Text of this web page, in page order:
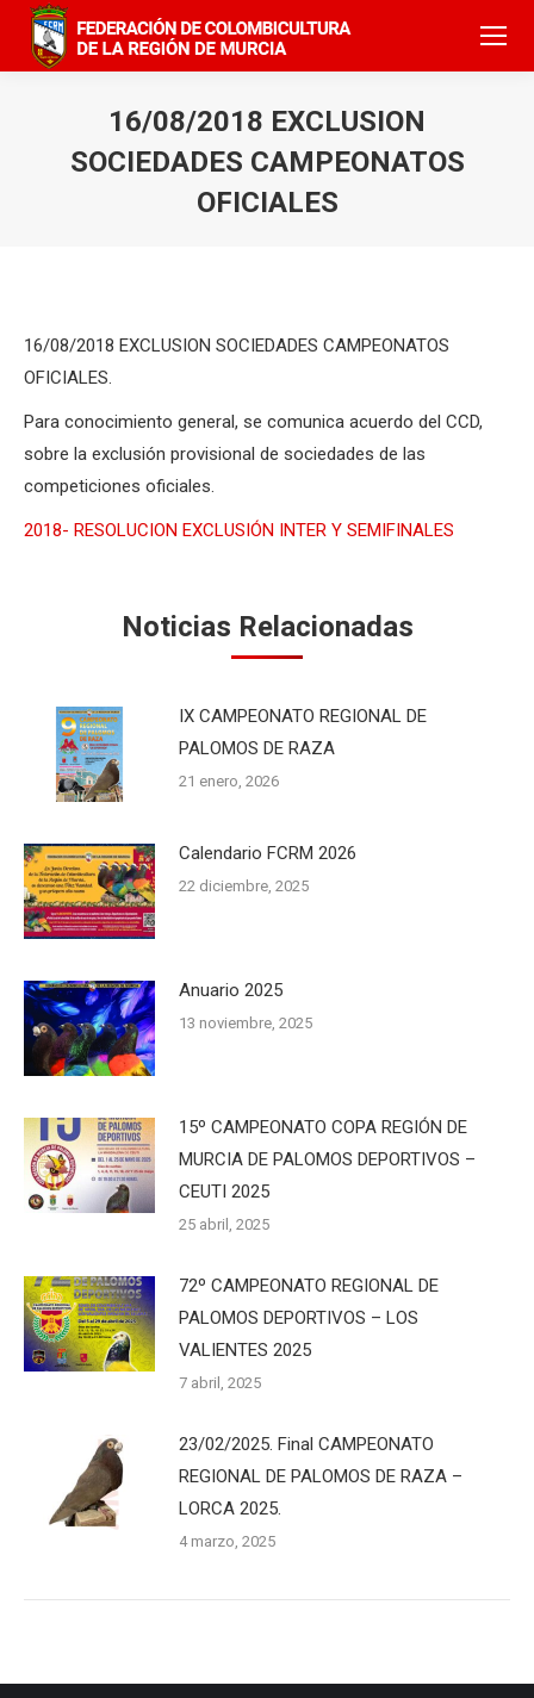
16/08/2018 EXCLUSION
SOCIEDADES CAMPEONATOS
OFICIALES
16/08/2018 EXCLUSION SOCIEDADES CAMPEONATOS
OFICIALES.
Para conocimiento general, se comunica acuerdo del CCD,
sobre la exclusión provisional de sociedades de las
competiciones oficiales.
2018- RESOLUCION EXCLUSIÓN INTER Y SEMIFINALES
Noticias Relacionadas
IX CAMPEONATO REGIONAL DE
PALOMOS DE RAZA
21 enero, 2026
Calendario FCRM 2026
22 diciembre, 2025
Anuario 2025
13 noviembre, 2025
15º CAMPEONATO COPA REGIÓN DE
MURCIA DE PALOMOS DEPORTIVOS –
CEUTI 2025
25 abril, 2025
72º CAMPEONATO REGIONAL DE
PALOMOS DEPORTIVOS – LOS
VALIENTES 2025
7 abril, 2025
23/02/2025. Final CAMPEONATO
REGIONAL DE PALOMOS DE RAZA –
LORCA 2025.
4 marzo, 2025